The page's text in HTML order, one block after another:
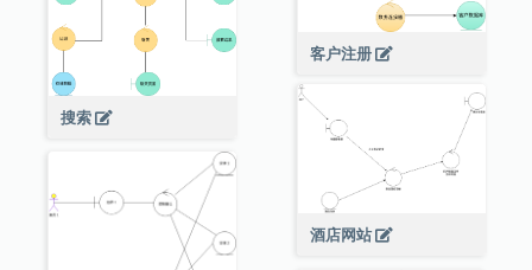
客户注册
搜索
酒店网站